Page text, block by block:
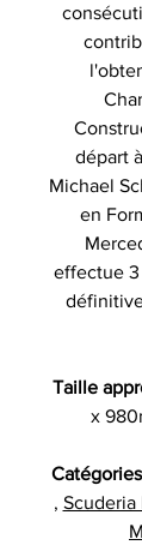
départ
Michael
en
effectue 3
Taille
x
, Scuderia